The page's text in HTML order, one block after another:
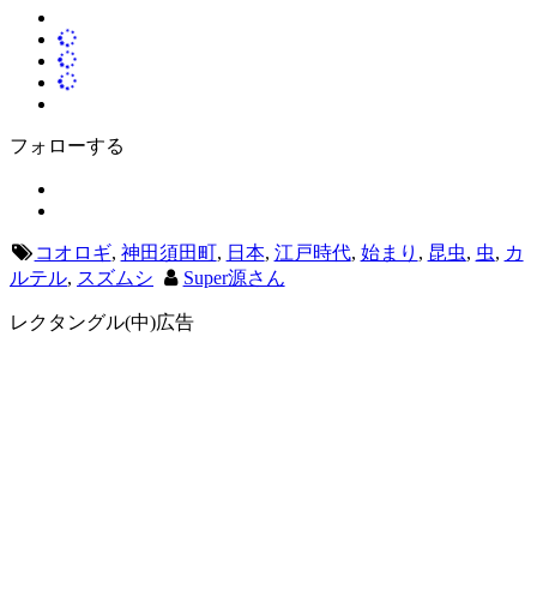
フォローする
コオロギ, 神田須田町, 日本, 江戸時代, 始まり , 昆虫, 虫, カ
ルテル, スズムシ Super源さん
レクタングル(中)広告